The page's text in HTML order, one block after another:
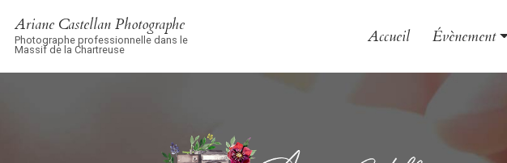
contenu
Ariane Castellan Photographe
Photographe professionnelle dans le
Massif de la Chartreuse
Accueil Évènement
Mariage